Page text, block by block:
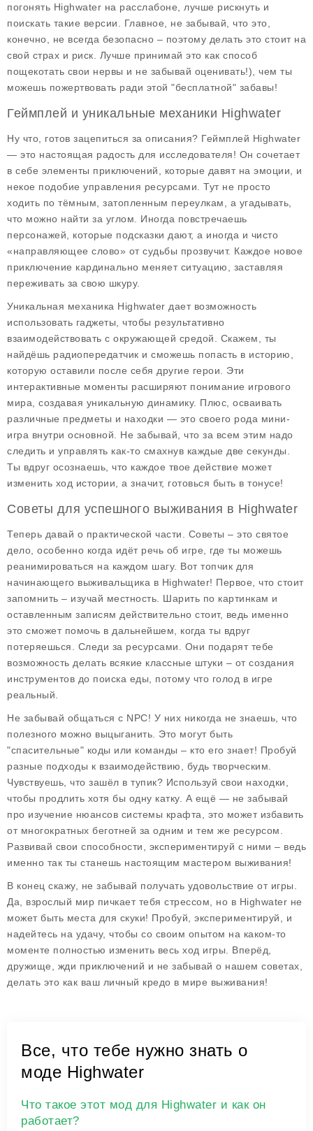
погонять Highwater на расслабоне, лучше рискнуть и
поискать такие версии. Главное, не забывай, что это,
конечно, не всегда безопасно – поэтому делать это стоит на
свой страх и риск. Лучше принимай это как способ
пощекотать свои нервы и не забывай оценивать!), чем ты
можешь пожертвовать ради этой "бесплатной" забавы!
Геймплей и уникальные механики Highwater
Ну что, готов зацепиться за описания? Геймплей Highwater
— это настоящая радость для исследователя! Он сочетает
в себе элементы приключений, которые давят на эмоции, и
некое подобие управления ресурсами. Тут не просто
ходить по тёмным, затопленным переулкам, а угадывать,
что можно найти за углом. Иногда повстречаешь
персонажей, которые подсказки дают, а иногда и чисто
«направляющее слово» от судьбы прозвучит. Каждое новое
приключение кардинально меняет ситуацию, заставляя
переживать за свою шкуру.
Уникальная механика Highwater дает возможность
использовать гаджеты, чтобы результативно
взаимодействовать с окружающей средой. Скажем, ты
найдёшь радиопередатчик и сможешь попасть в историю,
которую оставили после себя другие герои. Эти
интерактивные моменты расширяют понимание игрового
мира, создавая уникальную динамику. Плюс, осваивать
различные предметы и находки — это своего рода мини-
игра внутри основной. Не забывай, что за всем этим надо
следить и управлять как-то смахнув каждые две секунды.
Ты вдруг осознаешь, что каждое твое действие может
изменить ход истории, а значит, готовься быть в тонусе!
Советы для успешного выживания в Highwater
Теперь давай о практической части. Советы – это святое
дело, особенно когда идёт речь об игре, где ты можешь
реанимироваться на каждом шагу. Вот топчик для
начинающего выживальщика в Highwater! Первое, что стоит
запомнить – изучай местность. Шарить по картинкам и
оставленным записям действительно стоит, ведь именно
это сможет помочь в дальнейшем, когда ты вдруг
потеряешься. Следи за ресурсами. Они подарят тебе
возможность делать всякие классные штуки – от создания
инструментов до поиска еды, потому что голод в игре
реальный.
Не забывай общаться с NPC! У них никогда не знаешь, что
полезного можно выцыганить. Это могут быть
"спасительные" коды или команды – кто его знает! Пробуй
разные подходы к взаимодействию, будь творческим.
Чувствуешь, что зашёл в тупик? Используй свои находки,
чтобы продлить хотя бы одну катку. А ещё — не забывай
про изучение нюансов системы крафта, это может избавить
от многократных беготней за одним и тем же ресурсом.
Развивай свои способности, экспериментируй с ними – ведь
именно так ты станешь настоящим мастером выживания!
В конец скажу, не забывай получать удовольствие от игры.
Да, взрослый мир пичкает тебя стрессом, но в Highwater не
может быть места для скуки! Пробуй, экспериментируй, и
надейтесь на удачу, чтобы со своим опытом на каком-то
моменте полностью изменить весь ход игры. Вперёд,
дружище, жди приключений и не забывай о нашем советах,
делать это как ваш личный кредо в мире выживания!
Все, что тебе нужно знать о
моде Highwater
Что такое этот мод для Highwater и как он
работает?